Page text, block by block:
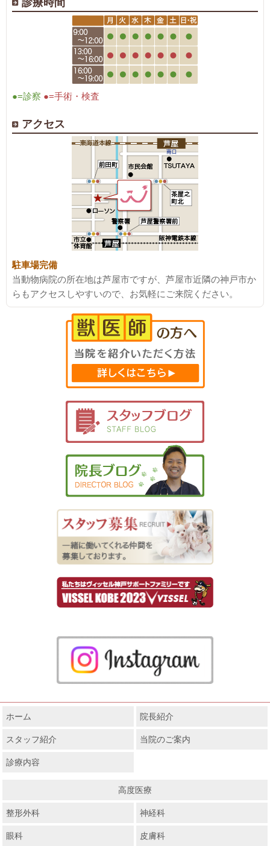
診療時間
●=診察 ●=手術・検査
アクセス
駐車場完備
当動物病院の所在地は芦屋市ですが、芦屋市近隣の神戸市か
らもアクセスしやすいので、お気軽にご来院ください。
ホーム 院長紹介
スタッフ紹介 当院のご案内
診療内容
高度医療
整形外科 神経科
眼科 皮膚科